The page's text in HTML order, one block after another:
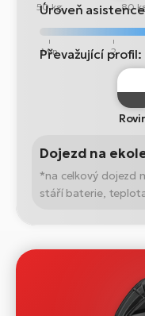
50 kg 80
Úroveň
Min 2
Převažující profil:
Dojezd na
*na celkový dojezd
stáří baterie,